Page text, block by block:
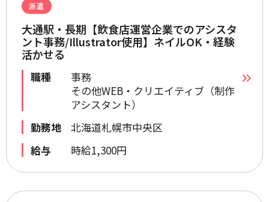
派遣
大通駅・長期【飲食店運営企業でのアシスタ
ント事務/Illustrator使用】ネイルOK・経験
活かせる
職種
事務
その他WEB・クリエイティブ（制作
アシスタント）
勤務地
北海道札幌市中央区
給与
時給1,300円